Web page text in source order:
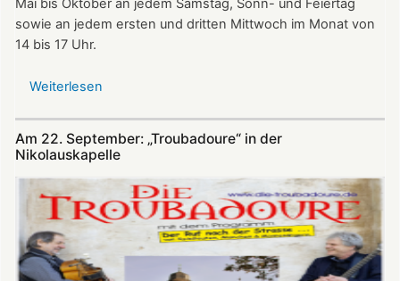
Mai bis Oktober an jedem Samstag, Sonn- und Feiertag
sowie an jedem ersten und dritten Mittwoch im Monat von
14 bis 17 Uhr.
Weiterlesen
Nikolauskapelle
Am 22. September: „Troubadoure“ in der
Nikolauskapelle